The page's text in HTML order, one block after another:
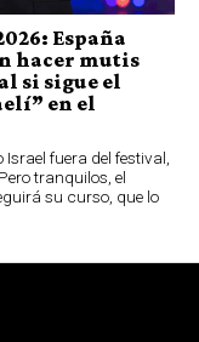
España
hacer mutis
si sigue el
en el
Israel fuera del festival,
tranquilos, el
su curso, que lo